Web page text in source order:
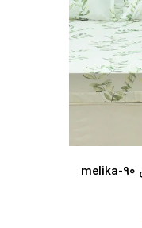
سرویس ملحفه بومرنگ مدل melika-160